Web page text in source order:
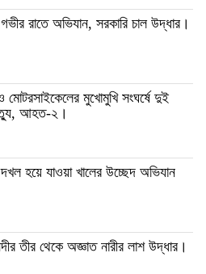
রাতে অভিযান, সরকারি চাল উদ্ধার।
মোটরসাইকেলের মুখোমুখি সংঘর্ষে দুই
আহত-২।
হয়ে যাওয়া খালের উচ্ছেদ অভিযান
তীর থেকে অজ্ঞাত নারীর লাশ উদ্ধার।